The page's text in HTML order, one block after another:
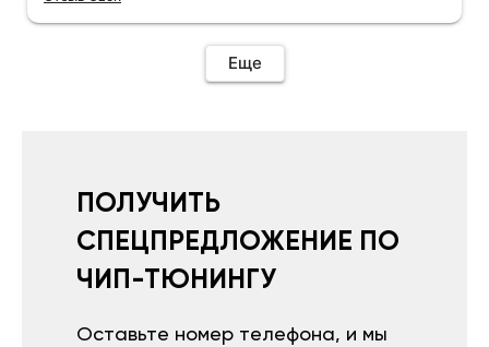
иначе не качает без него. Как поставил сразу
всё установилось по работе устройства
увеличился.Всем рекомендую к покупке.
Еще
ПОЛУЧИТЬ
СПЕЦПРЕДЛОЖЕНИЕ ПО
ЧИП-ТЮНИНГУ
Оставьте номер телефона, и мы